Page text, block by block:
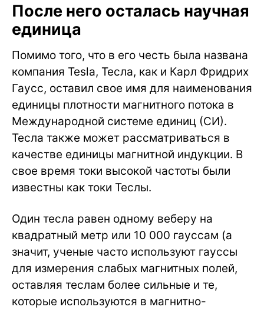
После него осталась научная
единица
Помимо того, что в его честь была названа
компания Tesla, Тесла, как и Карл Фридрих
Гаусс, оставил свое имя для наименования
единицы плотности магнитного потока в
Международной системе единиц (СИ).
Тесла также может рассматриваться в
качестве единицы магнитной индукции. В
свое время токи высокой частоты были
известны как токи Теслы.
Один тесла равен одному веберу на
квадратный метр или 10 000 гауссам (а
значит, ученые часто используют гауссы
для измерения слабых магнитных полей,
оставляя теслам более сильные и те,
которые используются в магнитно-